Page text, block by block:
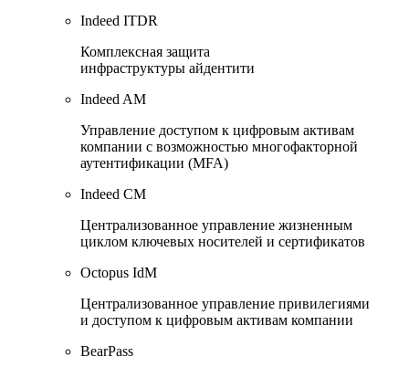
Indeed ITDR
Комплексная защита
инфраструктуры айдентити
Indeed AM
Управление доступом к цифровым активам
компании с возможностью многофакторной
аутентификации (MFA)
Indeed CM
Централизованное управление жизненным
циклом ключевых носителей и сертификатов
Octopus IdM
Централизованное управление привилегиями
и доступом к цифровым активам компании
BearPass